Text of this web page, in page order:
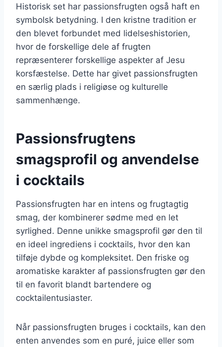
Historisk set har passionsfrugten også haft en
symbolsk betydning. I den kristne tradition er
den blevet forbundet med lidelseshistorien,
hvor de forskellige dele af frugten
repræsenterer forskellige aspekter af Jesu
korsfæstelse. Dette har givet passionsfrugten
en særlig plads i religiøse og kulturelle
sammenhænge.
Passionsfrugtens
smagsprofil og anvendelse
i cocktails
Passionsfrugten har en intens og frugtagtig
smag, der kombinerer sødme med en let
syrlighed. Denne unikke smagsprofil gør den til
en ideel ingrediens i cocktails, hvor den kan
tilføje dybde og kompleksitet. Den friske og
aromatiske karakter af passionsfrugten gør den
til en favorit blandt bartendere og
cocktailentusiaster.
Når passionsfrugten bruges i cocktails, kan den
enten anvendes som en puré, juice eller som